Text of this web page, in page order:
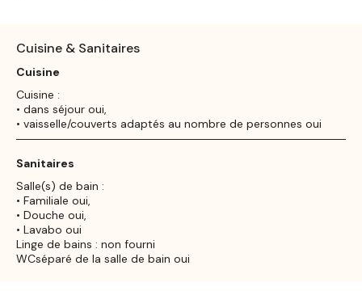
Cuisine & Sanitaires
Cuisine
Cuisine :
• dans séjour oui,
• vaisselle/couverts adaptés au nombre de personnes oui
Sanitaires
Salle(s) de bain :
• Familiale oui,
• Douche oui,
• Lavabo oui
Linge de bains : non fourni
WCséparé de la salle de bain oui